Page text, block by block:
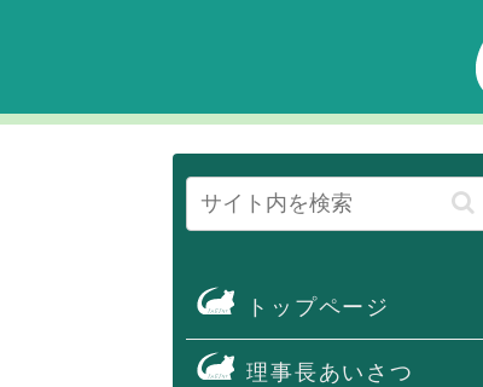
トップページ
理事長あいさつ